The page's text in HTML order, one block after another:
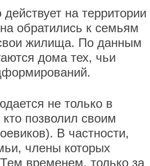
на территории
обратились к семьям
жилища. По данным
дома тех, чьи
не только в
позволил своим
В частности,
члены которых
временем, только за